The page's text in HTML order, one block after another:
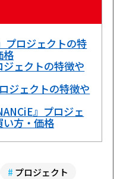
ロジェクトの特
格
ジェクトの特徴や
ジェクトの特徴や
』プロジェ
い方・価格
# プロジェクト